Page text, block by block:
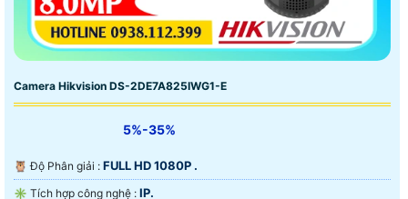
Camera Hikvision DS-2DE7A825IWG1-E
5%-35%
🦉 Độ Phân giải : FULL HD 1080P .
✳️ Tích hợp công nghệ : IP.